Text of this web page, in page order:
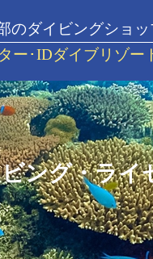
のダイビングショッ
ー･IDダイブリゾー
ング・ライ